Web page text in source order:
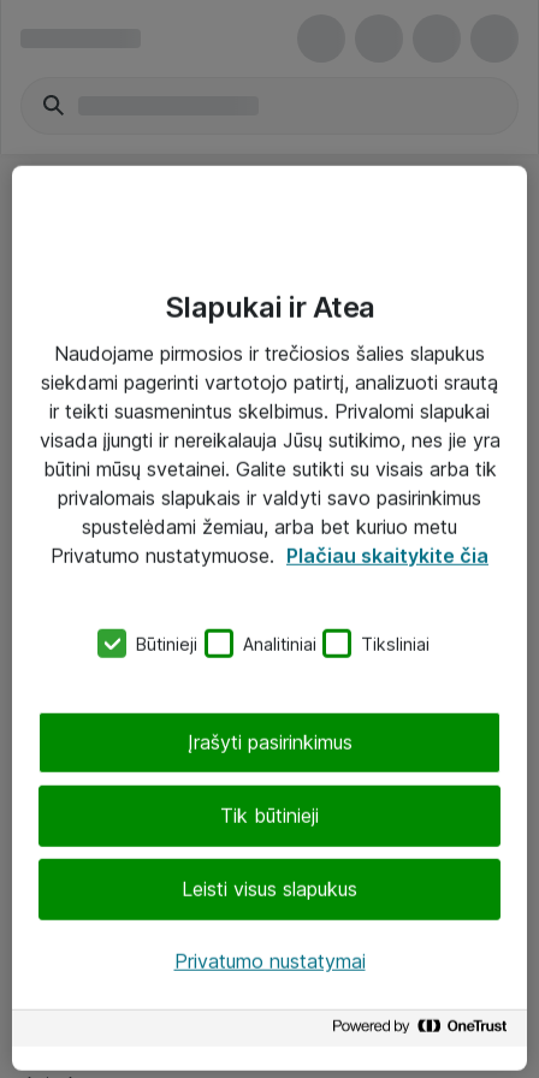
Paslaugos
Sprendimai
Įgyvendinti projektai
Atea ekspertų patarimai verslui
eShop@atea.lt
LinkedIn
Slapukai ir Atea
Naudojame pirmosios ir trečiosios šalies slapukus
siekdami pagerinti vartotojo patirtį, analizuoti srautą
ir teikti suasmenintus skelbimus. Privalomi slapukai
visada įjungti ir nereikalauja Jūsų sutikimo, nes jie yra
būtini mūsų svetainei. Galite sutikti su visais arba tik
privalomais slapukais ir valdyti savo pasirinkimus
spustelėdami žemiau, arba bet kuriuo metu
Privatumo nustatymuose. Plačiau skaitykite čia
Būtinieji Analitiniai Tiksliniai
Tik būtinieji
Leisti visus slapukus
Įrašyti pasirinkimus
Privatumo nustatymai